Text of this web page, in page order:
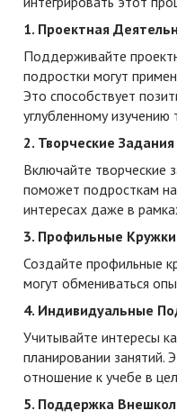
1. Проектная
Поддерживайте
подростки могут
Это способствует
углубленному изучению
2. Творческие Задания
Включайте творческие
поможет подросткам
интересах даже в
3. Профильные
Создайте профильные
могут обмениваться
4. Индивидуальные
Учитывайте интересы
планировании занятий.
отношение к учебе в
5. Поддержка